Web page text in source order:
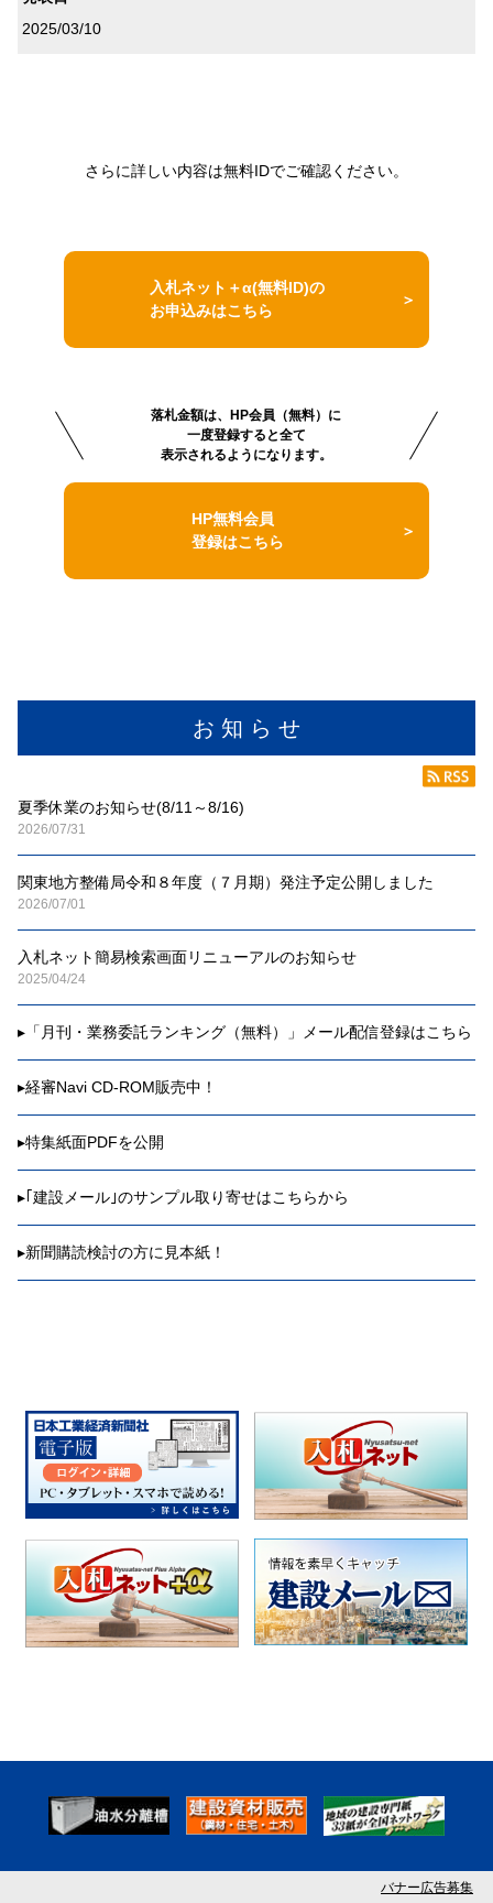
お 知 ら せ
夏季休業のお知らせ(8/11～8/16)
2026/07/31
関東地方整備局令和８年度（７月期）発注予定公開しました
2026/07/01
入札ネット簡易検索画面リニューアルのお知らせ
2025/04/24
▸ 「月刊・業務委託ランキング（無料）」メール配信登録はこちら
▸経審Navi CD-ROM販売中！
▸特集紙面PDFを公開
▸｢建設メール｣のサンプル取り寄せはこちらから
▸新聞購読検討の方に見本紙！
2025/03/10
さらに詳しい内容は無料IDでご確認ください。
入札ネット＋α(無料ID)の
お申込みはこちら
落札金額は、HP会員（無料）に
一度登録すると全て
表示されるようになります。
HP無料会員
登録はこちら
バナー広告募集